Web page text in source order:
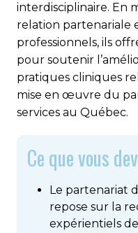
interdisciplinaire. En
relation partenariale
professionnels, ils
pour soutenir
pratiques cliniques
mise en œuvre du
services au Québec.
Ce que vous
Le partenariat
repose sur la
expérientiels